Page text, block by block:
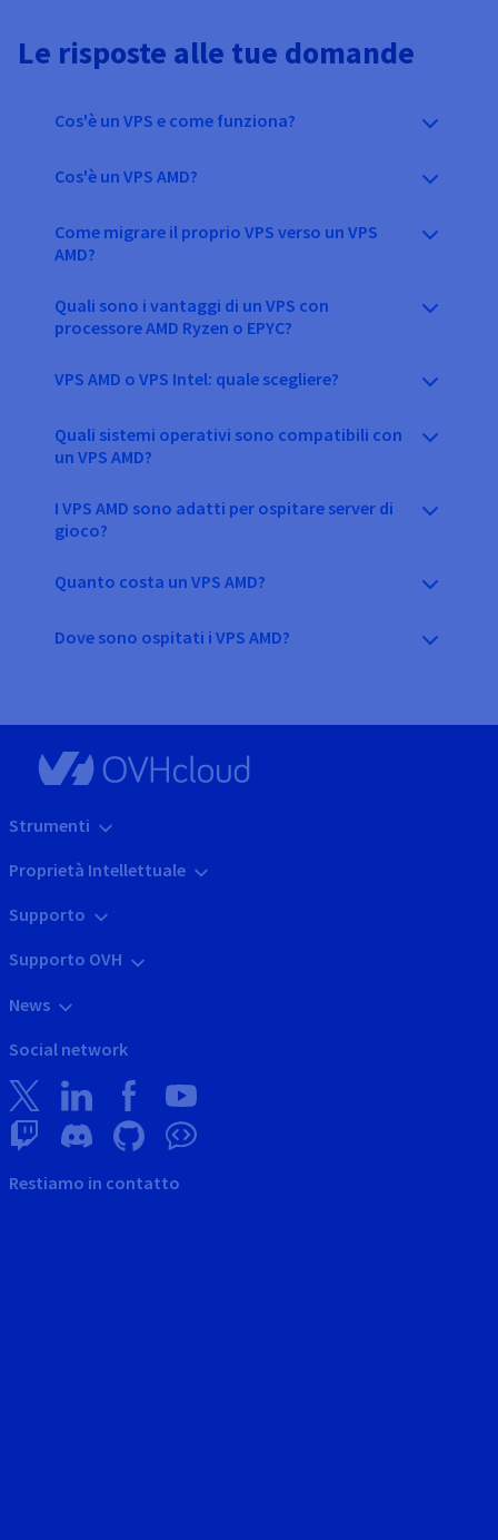
Le risposte alle tue domande
Cos'è un VPS e come funziona?
Cos'è un VPS AMD?
Come migrare il proprio VPS verso un VPS
AMD?
Quali sono i vantaggi di un VPS con
processore AMD Ryzen o EPYC?
VPS AMD o VPS Intel: quale scegliere?
Quali sistemi operativi sono compatibili con
un VPS AMD?
I VPS AMD sono adatti per ospitare server di
gioco?
Quanto costa un VPS AMD?
Dove sono ospitati i VPS AMD?
Strumenti
Proprietà Intellettuale
Supporto
Supporto OVH
News
Social network
Restiamo in contatto